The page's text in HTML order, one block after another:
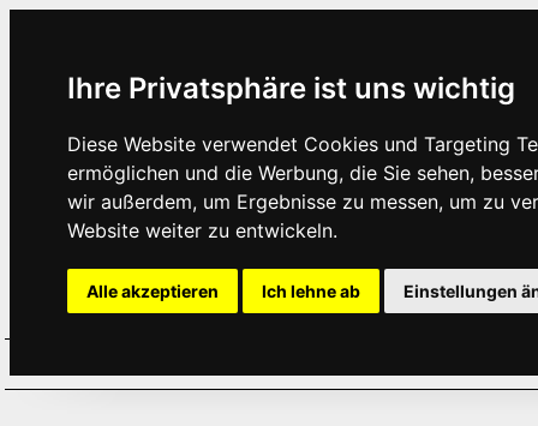
Ihre Privatsphäre ist uns wichtig
Diese Website verwendet Cookies und Targeting
ermöglichen und die Werbung, die Sie sehen,
wir außerdem, um Ergebnisse zu messen, um zu
Website weiter zu entwickeln.
Alle akzeptieren Ich lehne ab Einstellungen